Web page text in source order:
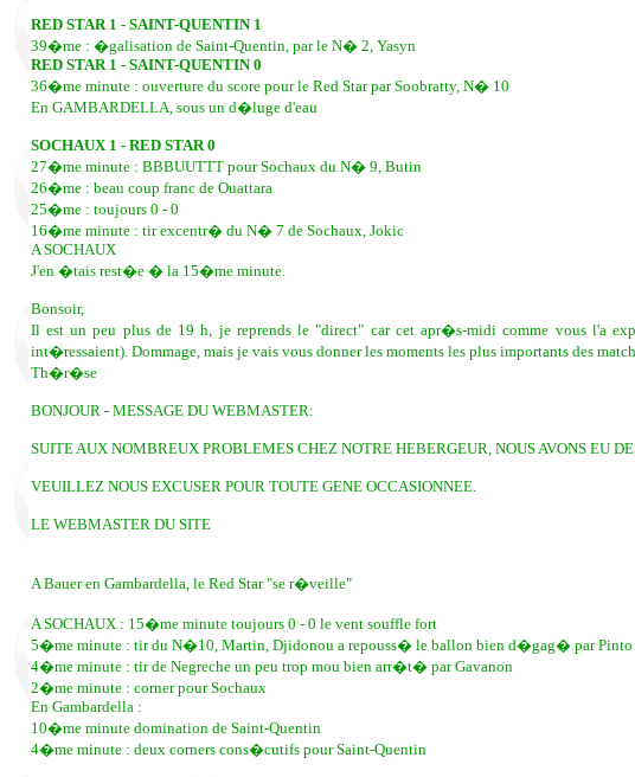
RED STAR 1 - SAINT-QUENTIN 1
39�me : �galisation de Saint-Quentin, par le N� 2, Yasyn
RED STAR 1 - SAINT-QUENTIN 0
36�me minute : ouverture du score pour le Red Star par Soobratty, N� 10
En GAMBARDELLA, sous un d�luge d'eau
SOCHAUX 1 - RED STAR 0
27�me minute : BBBUUTTT pour Sochaux du N� 9, Butin
26�me : beau coup franc de Ouattara
25�me : toujours 0 - 0
16�me minute : tir excentr� du N� 7 de Sochaux, Jokic
A SOCHAUX
J'en �tais rest�e � la 15�me minute.
Bonsoir,
Il est un peu plus de 19 h, je reprends le "direct" car cet apr�s-midi comme vous l'a
int�ressaient). Dommage, mais je vais vous donner les moments les plus importants des
Th�r�se
BONJOUR - MESSAGE DU WEBMASTER:
SUITE AUX NOMBREUX PROBLEMES CHEZ NOTRE HEBERGEUR, NOUS AVONS EU
VEUILLEZ NOUS EXCUSER POUR TOUTE GENE OCCASIONNEE.
LE WEBMASTER DU SITE
A Bauer en Gambardella, le Red Star "se r�veille"
A SOCHAUX : 15�me minute toujours 0 - 0 le vent souffle fort
5�me minute : tir du N�10, Martin, Djidonou a repouss� le ballon bien d�gag� par Pinto
4�me minute : tir de Negreche un peu trop mou bien arr�t� par Gavanon
2�me minute : corner pour Sochaux
En Gambardella :
10�me minute domination de Saint-Quentin
4�me minute : deux corners cons�cutifs pour Saint-Quentin